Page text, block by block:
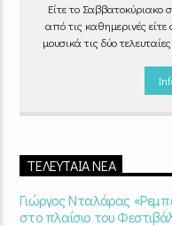
Είτε το Σαββατοκύριακο
από τις καθημερινές είτε
μουσικά τις δύο
ΤΕΛΕΥΤΑΊΑ ΝΈΑ
Γιώργος Νταλάρας
στο πλαίσιο του